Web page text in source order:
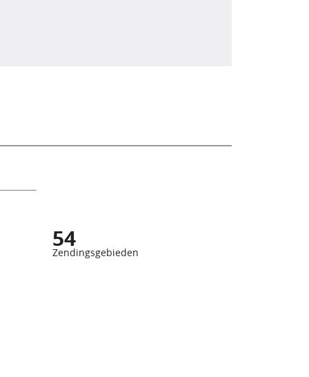
54
Zendingsgebieden